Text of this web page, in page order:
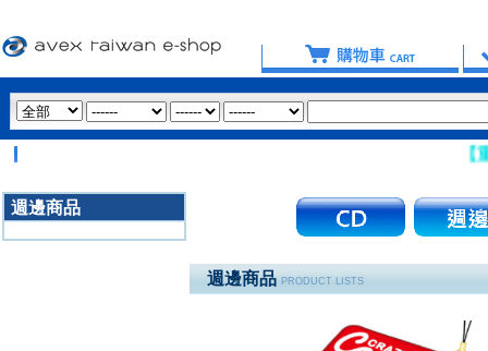
【重
週邊商品
週邊商品 PRODUCT LISTS